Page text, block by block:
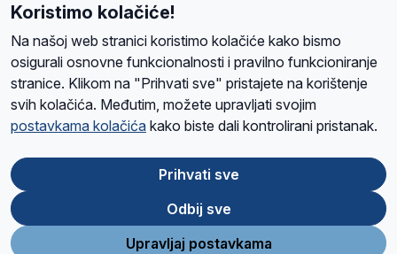
Radio Maria). Svjetsku obitelj utemeljilo je sedam članica, među
kojima je i hrvatska Udruga Radio Marija.
O namaRadio ProgramVolonteriPrijateljiKontaktPravila privatnosti
Ova stranica je zaštićena Google reCAPTCHA sustavom
Store
Google
Play
Koristimo kolačiće!
Na našoj web stranici koristimo kolačiće kako bismo
osigurali osnovne funkcionalnosti i pravilno funkcioniranje
stranice. Klikom na "Prihvati sve" pristajete na korištenje
svih kolačića. Međutim, možete upravljati svojim
postavkama kolačića kako biste dali kontrolirani pristanak.
Prihvati sve
Odbij sve
Upravljaj postavkama